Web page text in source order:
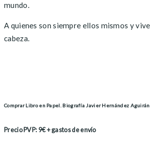
mundo.
A quienes son siempre ellos mismos y
cabeza.
Comprar Libro en Papel. Biografía Javier Hernández Aguirán
Precio PVP: 9€ + gastos de envío